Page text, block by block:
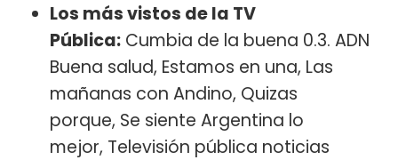
Los más vistos de la TV
Pública: Cumbia de la buena 0.3. ADN
Buena salud, Estamos en una, Las
mañanas con Andino, Quizas
porque, Se siente Argentina lo
mejor, Televisión pública noticias